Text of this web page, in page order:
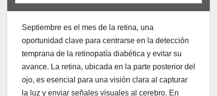
Septiembre es el mes de la retina, una
oportunidad clave para centrarse en la detección
temprana de la retinopatía diabética y evitar su
avance. La retina, ubicada en la parte posterior del
ojo, es esencial para una visión clara al capturar
la luz y enviar señales visuales al cerebro. En